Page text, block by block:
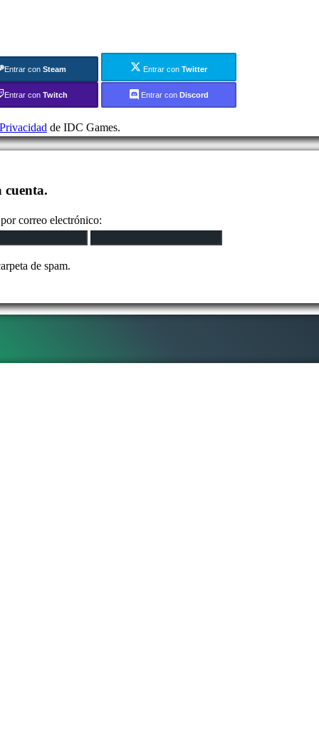
Entrar con Steam Entrar con Twitter
Entrar con Twitch Entrar con Discord
de IDC Games.
cuenta.
correo electrónico:
de spam.